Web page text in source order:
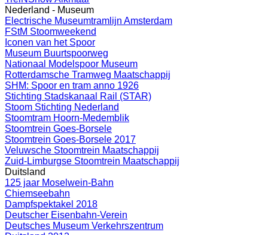
Nederland - Museum
Electrische Museumtramlijn Amsterdam
FStM Stoomweekend
Iconen van het Spoor
Museum Buurtspoorweg
Nationaal Modelspoor Museum
Rotterdamsche Tramweg Maatschappij
SHM: Spoor en tram anno 1926
Stichting Stadskanaal Rail (STAR)
Stoom Stichting Nederland
Stoomtram Hoorn-Medemblik
Stoomtrein Goes-Borsele
Stoomtrein Goes-Borsele 2017
Veluwsche Stoomtrein Maatschappij
Zuid-Limburgse Stoomtrein Maatschappij
Duitsland
125 jaar Moselwein-Bahn
Chiemseebahn
Dampfspektakel 2018
Deutscher Eisenbahn-Verein
Deutsches Museum Verkehrszentrum